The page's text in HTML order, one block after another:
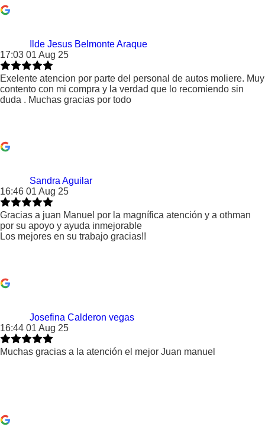
Ilde Jesus Belmonte Araque
17:03 01 Aug 25
Exelente atencion por parte del personal de autos moliere. Muy
contento con mi compra y la verdad que lo recomiendo sin
duda . Muchas gracias por todo
Sandra Aguilar
16:46 01 Aug 25
Gracias a juan Manuel por la magnífica atención y a othman
por su apoyo y ayuda inmejorable
Los mejores en su trabajo gracias!!
Josefina Calderon vegas
16:44 01 Aug 25
Muchas gracias a la atención el mejor Juan manuel